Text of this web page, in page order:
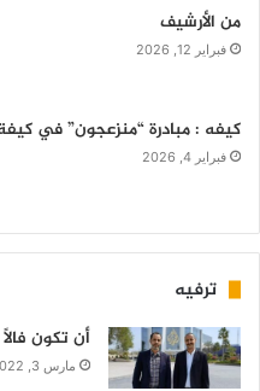
من الأرشيف
فبراير 12, 2026
كيفه : مبادرة “منزعجون” في
فبراير 4, 2026
ترفيه
أن تكون
مارس 3, 2022